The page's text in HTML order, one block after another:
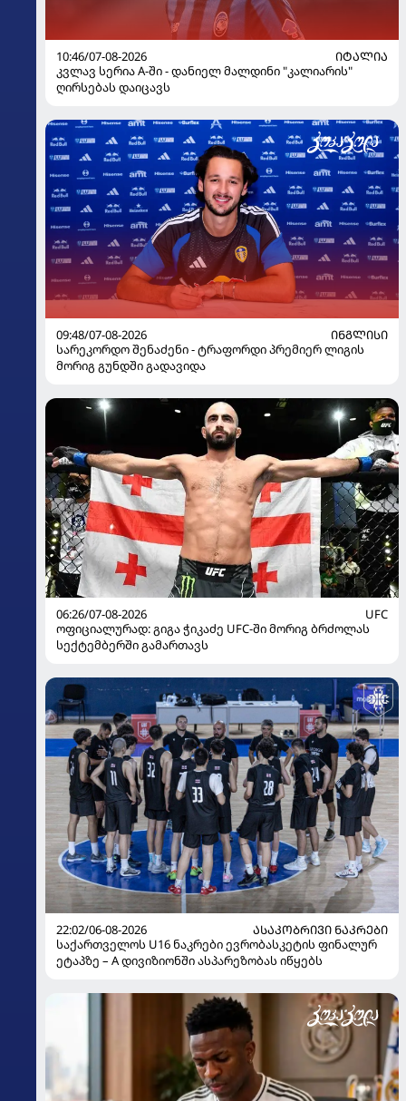
10:46/07-08-2026
ᲘᲢᲐᲚᲘᲐ
კვლავ სერია A-ში - დანიელ მალდინი "კალიარის"
ღირსებას დაიცავს
09:48/07-08-2026
ᲘᲜᲒᲚᲘᲡᲘ
სარეკორდო შენაძენი - ტრაფორდი პრემიერ ლიგის
მორიგ გუნდში გადავიდა
06:26/07-08-2026
UFC
ოფიციალურად: გიგა ჭიკაძე UFC-ში მორიგ ბრძოლას
სექტემბერში გამართავს
22:02/06-08-2026
ᲐᲡᲐᲙᲝᲑᲠᲘᲕᲘ ᲜᲐᲙᲠᲔᲑᲘ
საქართველოს U16 ნაკრები ევრობასკეტის ფინალურ
ეტაპზე – A დივიზიონში ასპარეზობას იწყებს